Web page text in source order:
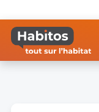
contenu
principal